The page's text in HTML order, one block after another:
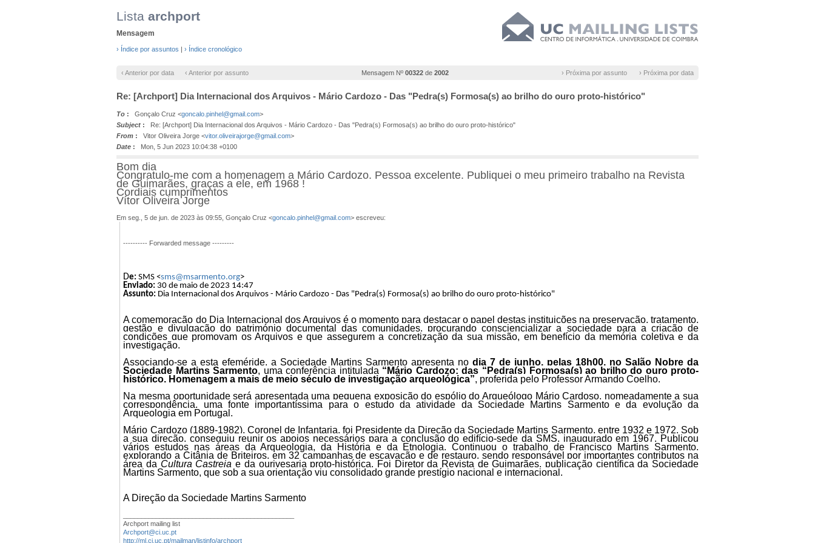
Lista archport
Mensagem
› Índice por assuntos | › Índice cronológico
‹ Anterior por data ‹ Anterior por assunto Mensagem Nº 00322 de 2002 › Próxima por assunto › Próxima por data
Re: [Archport] Dia Internacional dos Arquivos - Mário Cardozo - Das "Pedra(s) Formosa(s) ao brilho do ouro proto-histórico"
To : Gonçalo Cruz <goncalo.pinhel@gmail.com>
Subject : Re: [Archport] Dia Internacional dos Arquivos - Mário Cardozo - Das "Pedra(s) Formosa(s) ao brilho do ouro proto-histórico"
From : Vitor Oliveira Jorge <vitor.oliveirajorge@gmail.com>
Date : Mon, 5 Jun 2023 10:04:38 +0100
Bom dia
Congratulo-me com a homenagem a Mário Cardozo. Pessoa excelente. Publiquei o meu primeiro trabalho na Revista
de Guimarães, graças a ele, em 1968 !
Cordiais cumprimentos
Vítor Oliveira Jorge
Em seg., 5 de jun. de 2023 às 09:55, Gonçalo Cruz <goncalo.pinhel@gmail.com> escreveu:
---------- Forwarded message ---------
De: SMS <sms@msarmento.org>
Enviado: 30 de maio de 2023 14:47
Assunto: Dia Internacional dos Arquivos - Mário Cardozo - Das "Pedra(s) Formosa(s) ao brilho do ouro proto-histórico"
A comemoração do Dia Internacional dos Arquivos é o momento para destacar o papel destas instituições na preservação, tratamento,
gestão e divulgação do património documental das comunidades, procurando consciencializar a sociedade para a criação de
condições que promovam os Arquivos e que assegurem a concretização da sua missão, em benefício da memória coletiva e da
investigação.
Associando-se a esta efeméride, a Sociedade Martins Sarmento apresenta no dia 7 de junho, pelas 18h00, no Salão Nobre da
Sociedade Martins Sarmento, uma conferência intitulada “Mário Cardozo: das “Pedra(s) Formosa(s) ao brilho do ouro proto-
histórico. Homenagem a mais de meio século de investigação arqueológica”, proferida pelo Professor Armando Coelho.
Na mesma oportunidade será apresentada uma pequena exposição do espólio do Arqueólogo Mário Cardoso, nomeadamente a sua
correspondência, uma fonte importantíssima para o estudo da atividade da Sociedade Martins Sarmento e da evolução da
Arqueologia em Portugal.
Mário Cardozo (1889-1982), Coronel de Infantaria, foi Presidente da Direção da Sociedade Martins Sarmento, entre 1932 e 1972. Sob
a sua direção, conseguiu reunir os apoios necessários para a conclusão do edifício-sede da SMS, inaugurado em 1967. Publicou
vários estudos nas áreas da Arqueologia, da História e da Etnologia. Continuou o trabalho de Francisco Martins Sarmento,
explorando a Citânia de Briteiros, em 32 campanhas de escavação e de restauro, sendo responsável por importantes contributos na
área da Cultura Castreja e da ourivesaria proto-histórica. Foi Diretor da Revista de Guimarães, publicação científica da Sociedade
Martins Sarmento, que sob a sua orientação viu consolidado grande prestígio nacional e internacional.
A Direção da Sociedade Martins Sarmento
Archport mailing list
Archport@ci.uc.pt
http://ml.ci.uc.pt/mailman/listinfo/archport